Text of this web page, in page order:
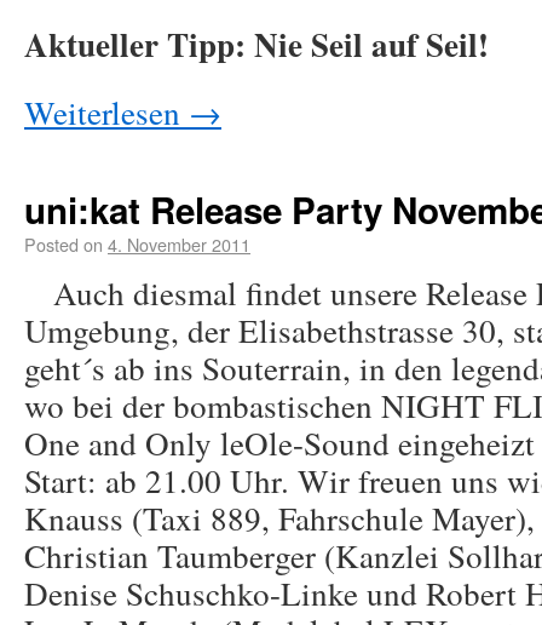
Aktueller Tipp: Nie Seil auf Seil!
Weiterlesen →
uni:kat Release Party
Posted on 4. November 2011
Auch diesmal findet unsere
Umgebung, der Elisabethstrasse 30,
geht´s ab ins Souterrain, in den
wo bei der bombastischen NIGHT
One and Only leOle-Sound
Start: ab 21.00 Uhr. Wir freuen uns
Knauss (Taxi 889, Fahrschule
Christian Taumberger (Kanzlei
Denise Schuschko-Linke und Robert